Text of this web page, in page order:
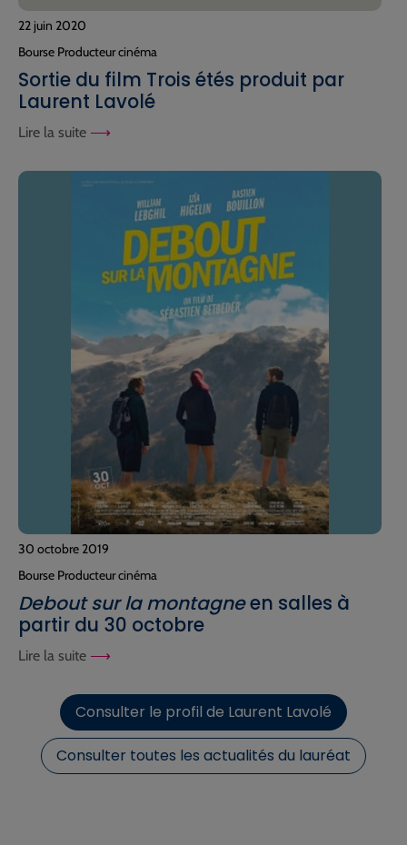
22 juin 2020
Bourse Producteur cinéma
Sortie du film Trois étés produit par
Laurent Lavolé
Lire la suite
30 octobre 2019
Bourse Producteur cinéma
Debout sur la montagneen salles à
partir du 30 octobre
Lire la suite
Consulter le profil de Laurent Lavolé
Consulter toutes les actualités du lauréat